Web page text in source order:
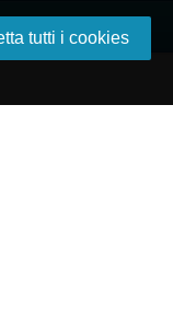
tutti i cookies